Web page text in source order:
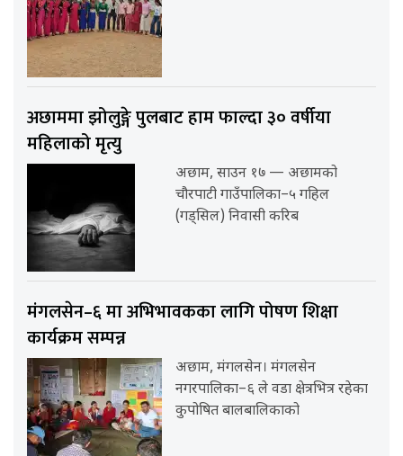
अछाममा झोलुङ्गे पुलबाट हाम फाल्दा ३० वर्षीया
महिलाको मृत्यु
अछाम, साउन १७ — अछामको
चौरपाटी गाउँपालिका–५ गहिल
(गड्सिल) निवासी करिब
मंगलसेन–६ मा अभिभावकका लागि पोषण शिक्षा
कार्यक्रम सम्पन्न
अछाम, मंगलसेन। मंगलसेन
नगरपालिका–६ ले वडा क्षेत्रभित्र रहेका
कुपोषित बालबालिकाको